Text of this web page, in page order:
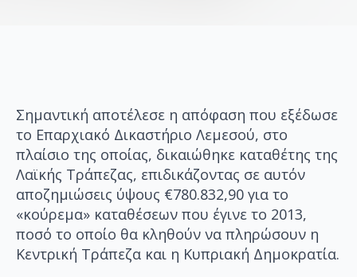
Σημαντική αποτέλεσε η απόφαση που εξέδωσε
το Επαρχιακό Δικαστήριο Λεμεσού, στο
πλαίσιο της οποίας, δικαιώθηκε καταθέτης της
Λαϊκής Τράπεζας, επιδικάζοντας σε αυτόν
αποζημιώσεις ύψους €780.832,90 για το
«κούρεμα» καταθέσεων που έγινε το 2013,
ποσό το οποίο θα κληθούν να πληρώσουν η
Κεντρική Τράπεζα και η Κυπριακή Δημοκρατία.